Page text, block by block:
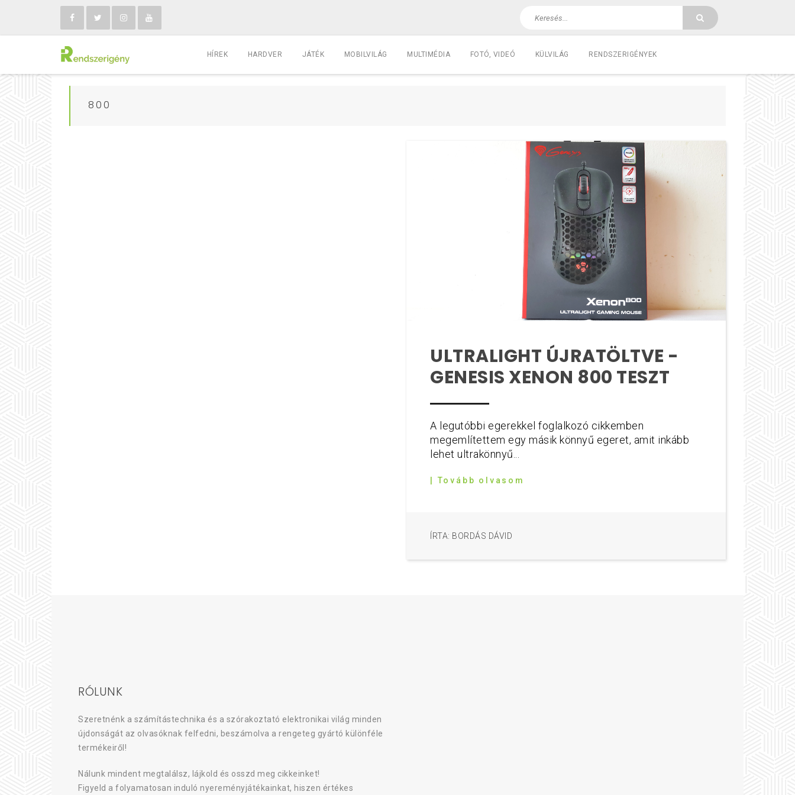
HÍREK HARDVER JÁTÉK MOBILVILÁG MULTIMÉDIA FOTÓ, VIDEÓ KÜLVILÁG RENDSZERIGÉNYEK
800
ULTRALIGHT ÚJRATÖLTVE -
GENESIS XENON 800 TESZT
A legutóbbi egerekkel foglalkozó cikkemben
megemlítettem egy másik könnyű egeret, amit inkább
lehet ultrakönnyű...
| Tovább olvasom
ÍRTA: BORDÁS DÁVID
RÓLUNK
Szeretnénk a számítástechnika és a szórakoztató elektronikai világ minden
újdonságát az olvasóknak felfedni, beszámolva a rengeteg gyártó különféle
termékeiről!
Nálunk mindent megtalálsz, lájkold és osszd meg cikkeinket!
Figyeld a folyamatosan induló nyereményjátékainkat, hiszen értékes